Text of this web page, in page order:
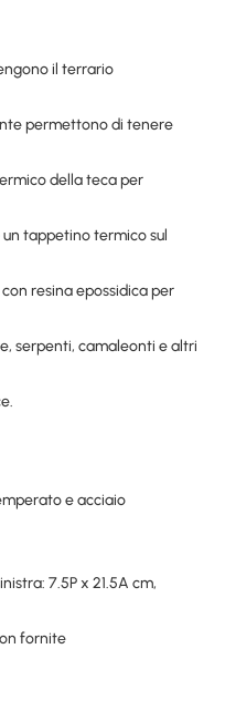
il terrario
permettono di tenere
della teca per
un tappetino termico sul
resina epossidica per
serpenti, camaleonti e altri
e acciaio
7.5P x 21.5A cm,
fornite